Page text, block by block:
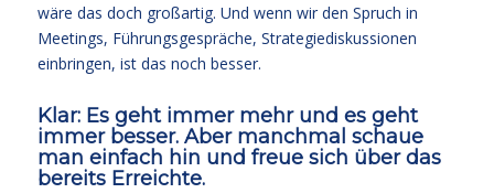
wäre das doch großartig. Und wenn wir den Spruch in
Meetings, Führungsgespräche, Strategiediskussionen
einbringen, ist das noch besser.
Klar: Es geht immer mehr und es geht
immer besser. Aber manchmal schaue
man einfach hin und freue sich über das
bereits Erreichte.